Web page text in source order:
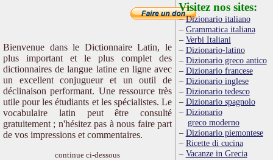
Bienvenue dans le Dictionnaire Latin, le
plus important et le plus complet des
dictionnaires de langue latine en ligne avec
un excellent conjugueur et un outil de
déclinaison performant. Une ressource très
utile pour les étudiants et les spécialistes. Le
vocabulaire latin peut être consulté
gratuitement ; n'hésitez pas à nous faire part
de vos impressions et commentaires.
continue ci-dessous
Visitez nos sites:
Dizionario italiano
Grammatica italiana
Verbi Italiani
Dizionario-latino
Dizionario greco antico
Dizionario francese
Dizionario inglese
Dizionario tedesco
Dizionario spagnolo
Dizionario
greco moderno
Dizionario piemontese
Ricette di cucina
Vacanze in Grecia